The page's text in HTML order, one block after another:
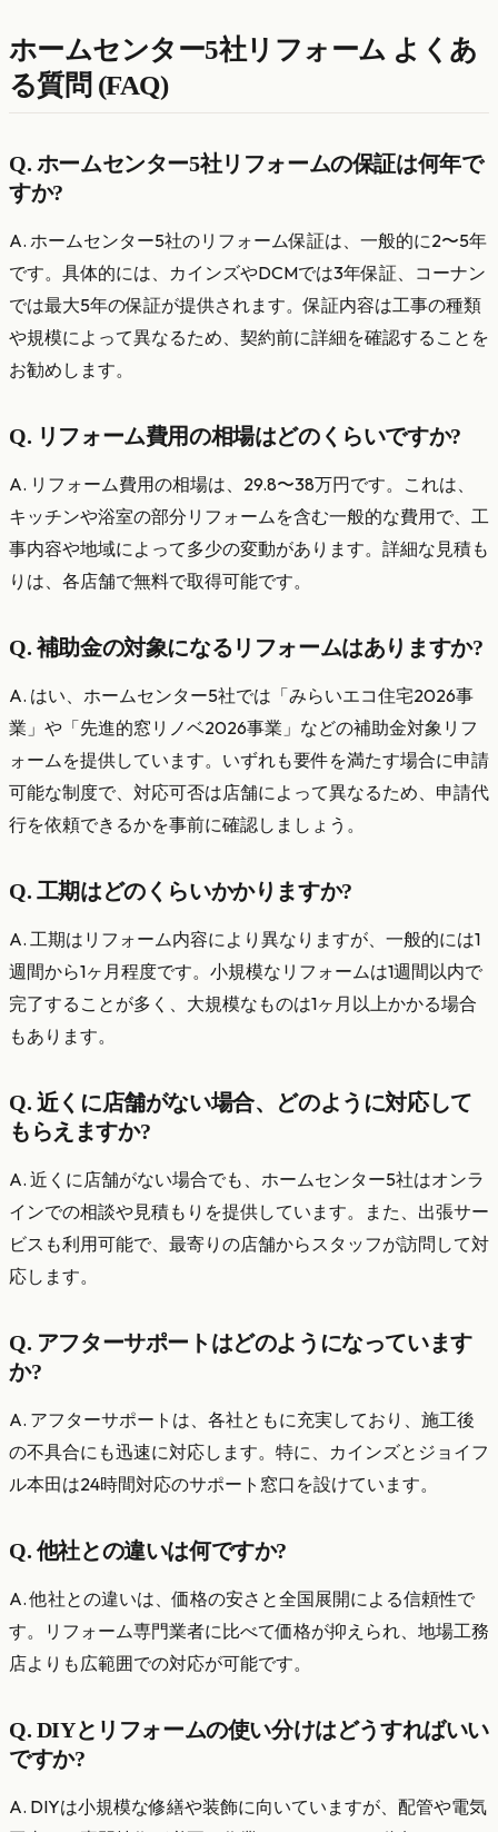
ホームセンター5社リフォーム よくあ
る質問 (FAQ)
Q. ホームセンター5社リフォームの保証は何年で
すか?
A. ホームセンター5社のリフォーム保証は、一般的に2〜5年
です。具体的には、カインズやDCMでは3年保証、コーナン
では最大5年の保証が提供されます。保証内容は工事の種類
や規模によって異なるため、契約前に詳細を確認することを
お勧めします。
Q. リフォーム費用の相場はどのくらいですか?
A. リフォーム費用の相場は、29.8〜38万円です。これは、
キッチンや浴室の部分リフォームを含む一般的な費用で、工
事内容や地域によって多少の変動があります。詳細な見積も
りは、各店舗で無料で取得可能です。
Q. 補助金の対象になるリフォームはありますか?
A. はい、ホームセンター5社では「みらいエコ住宅2026事
業」や「先進的窓リノベ2026事業」などの補助金対象リフ
ォームを提供しています。いずれも要件を満たす場合に申請
可能な制度で、対応可否は店舗によって異なるため、申請代
行を依頼できるかを事前に確認しましょう。
Q. 工期はどのくらいかかりますか?
A. 工期はリフォーム内容により異なりますが、一般的には1
週間から1ヶ月程度です。小規模なリフォームは1週間以内で
完了することが多く、大規模なものは1ヶ月以上かかる場合
もあります。
Q. 近くに店舗がない場合、どのように対応して
もらえますか?
A. 近くに店舗がない場合でも、ホームセンター5社はオンラ
インでの相談や見積もりを提供しています。また、出張サー
ビスも利用可能で、最寄りの店舗からスタッフが訪問して対
応します。
Q. アフターサポートはどのようになっています
か?
A. アフターサポートは、各社ともに充実しており、施工後
の不具合にも迅速に対応します。特に、カインズとジョイフ
ル本田は24時間対応のサポート窓口を設けています。
Q. 他社との違いは何ですか?
A. 他社との違いは、価格の安さと全国展開による信頼性で
す。リフォーム専門業者に比べて価格が抑えられ、地場工務
店よりも広範囲での対応が可能です。
Q. DIYとリフォームの使い分けはどうすればいい
ですか?
A. DIYは小規模な修繕や装飾に向いていますが、配管や電気